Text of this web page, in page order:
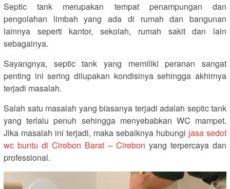
Septic tank merupakan tempat penampungan dan
pengolahan limbah yang ada di rumah dan bangunan
lainnya seperti kantor, sekolah, rumah sakit dan lain
sebagainya.
Sayangnya, septic tank yang memiliki peranan sangat
penting ini sering dilupakan kondisinya sehingga akhirnya
terjadi masalah.
Salah satu masalah yang biasanya terjadi adalah septic tank
yang terlalu penuh sehingga menyebabkan WC mampet.
Jika masalah ini terjadi, maka sebaiknya hubungi jasa sedot
wc buntu di Cirebon Barat – Cirebon yang terpercaya dan
professional.